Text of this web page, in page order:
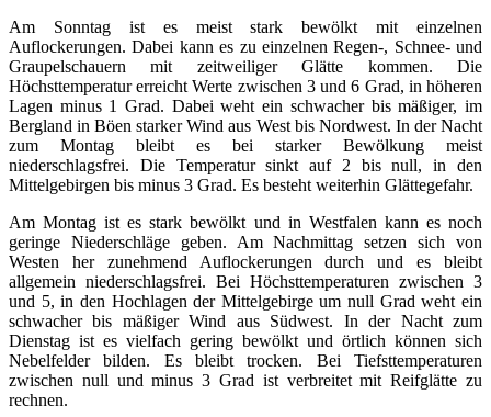
Am Sonntag ist es meist stark bewölkt mit einzelnen
Auflockerungen. Dabei kann es zu einzelnen Regen-, Schnee- und
Graupelschauern mit zeitweiliger Glätte kommen. Die
Höchsttemperatur erreicht Werte zwischen 3 und 6 Grad, in höheren
Lagen minus 1 Grad. Dabei weht ein schwacher bis mäßiger, im
Bergland in Böen starker Wind aus West bis Nordwest. In der Nacht
zum Montag bleibt es bei starker Bewölkung meist
niederschlagsfrei. Die Temperatur sinkt auf 2 bis null, in den
Mittelgebirgen bis minus 3 Grad. Es besteht weiterhin Glättegefahr.
Am Montag ist es stark bewölkt und in Westfalen kann es noch
geringe Niederschläge geben. Am Nachmittag setzen sich von
Westen her zunehmend Auflockerungen durch und es bleibt
allgemein niederschlagsfrei. Bei Höchsttemperaturen zwischen 3
und 5, in den Hochlagen der Mittelgebirge um null Grad weht ein
schwacher bis mäßiger Wind aus Südwest. In der Nacht zum
Dienstag ist es vielfach gering bewölkt und örtlich können sich
Nebelfelder bilden. Es bleibt trocken. Bei Tiefsttemperaturen
zwischen null und minus 3 Grad ist verbreitet mit Reifglätte zu
rechnen.